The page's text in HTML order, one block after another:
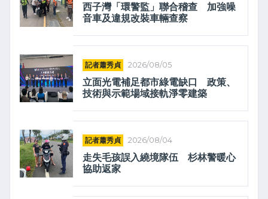
西子灣「環警監」聯合稽查 加強噪
音車及違規改裝車輛查察
記者蕭秀貞 2026/08/05
立面光電補足都市綠電缺口 政策、
技術與示範場域接軌淨零建築
記者蕭秀貞 2026/08/04
走失毛孩誤入繞境隊伍 杉林警暖心
協助返家